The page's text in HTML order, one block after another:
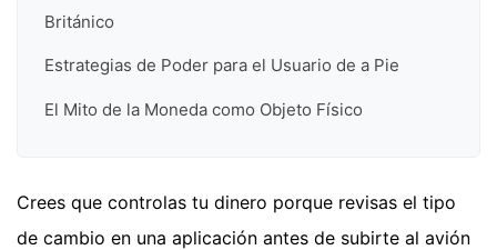
Británico
Estrategias de Poder para el Usuario de a Pie
El Mito de la Moneda como Objeto Físico
Crees que controlas tu dinero porque revisas el tipo
de cambio en una aplicación antes de subirte al avión